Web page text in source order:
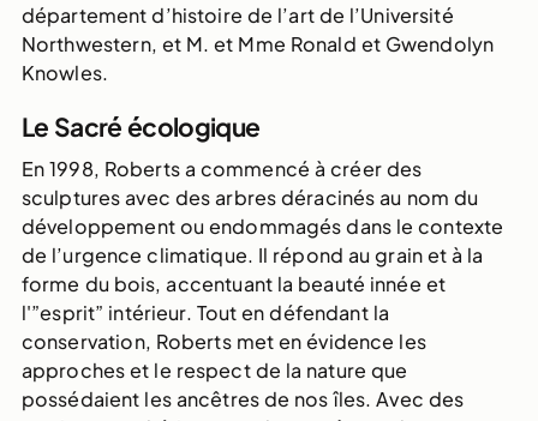
département d’histoire de l’art de l’Université
Northwestern, et M. et Mme Ronald et Gwendolyn
Knowles.
Le Sacré écologique
En 1998, Roberts a commencé à créer des
sculptures avec des arbres déracinés au nom du
développement ou endommagés dans le contexte
de l’urgence climatique. Il répond au grain et à la
forme du bois, accentuant la beauté innée et
l'”esprit” intérieur. Tout en défendant la
conservation, Roberts met en évidence les
approches et le respect de la nature que
possédaient les ancêtres de nos îles. Avec des